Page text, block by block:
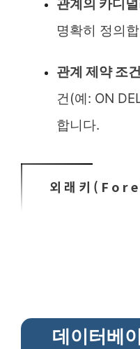
관계의 카디널
명확히 정의
관계 제약 조건
건(예: ON
합니다.
외래키
데이터베